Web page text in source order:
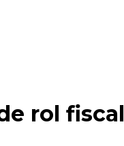
rol fiscal